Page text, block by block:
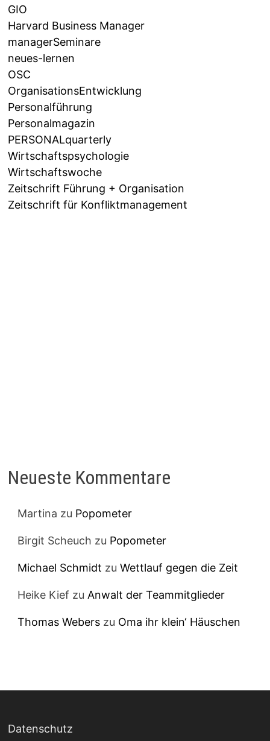
GIO
Harvard Business Manager
managerSeminare
neues-lernen
OSC
OrganisationsEntwicklung
Personalführung
Personalmagazin
PERSONALquarterly
Wirtschaftspsychologie
Wirtschaftswoche
Zeitschrift Führung + Organisation
Zeitschrift für Konfliktmanagement
Neueste Kommentare
Martina zu Popometer
Birgit Scheuch zu Popometer
Michael Schmidt zuWettlauf gegen die Zeit
Heike Kief zu Anwalt der Teammitglieder
Thomas Webers zu Oma ihr klein‘ Häuschen
Datenschutz